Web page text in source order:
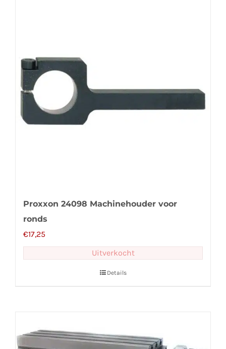
Proxxon 24098 Machinehouder voor
ronds
€17,25
Uitverkocht
Details